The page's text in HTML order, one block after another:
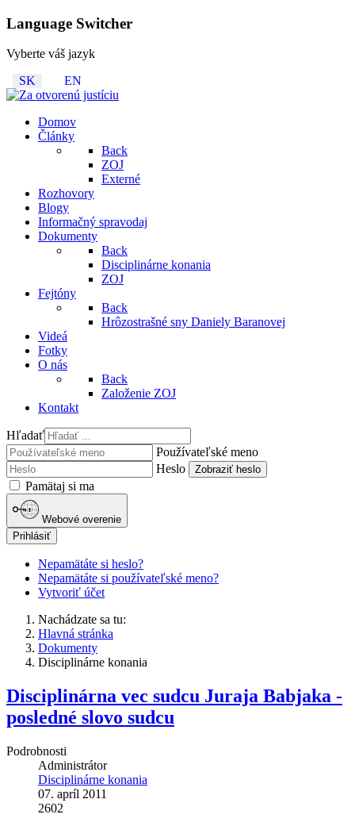
Language Switcher
Vyberte váš jazyk
SK
EN
Domov
Články
Back
ZOJ
Externé
Rozhovory
Blogy
Informačný spravodaj
Dokumenty
Back
Disciplinárne konania
ZOJ
Fejtóny
Back
Hrôzostrašné sny Daniely Baranovej
Videá
Fotky
O nás
Back
Založenie ZOJ
Kontakt
Hľadať
Používateľské meno
Heslo
Zobraziť heslo
Pamätaj si ma
Webové overenie
Prihlásiť
Nepamätáte si heslo?
Nepamätáte si používateľské meno?
Vytvoriť účet
Nachádzate sa tu:
Hlavná stránka
Dokumenty
Disciplinárne konania
Disciplinárna vec sudcu Juraja Babjaka -
posledné slovo sudcu
Podrobnosti
Administrátor
Disciplinárne konania
07. apríl 2011
2602